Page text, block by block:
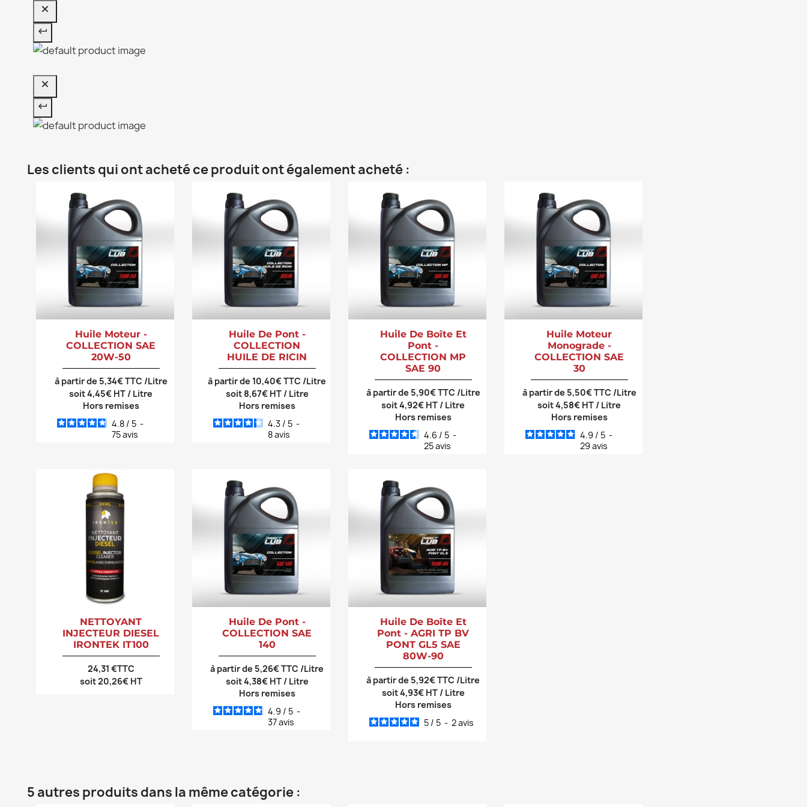
Les clients qui ont acheté ce produit ont également acheté :
Huile Moteur -
COLLECTION SAE
20W-50
à partir de 5,34€ TTC /Litre
soit 4,45€ HT / Litre
Hors remises
4.8 / 5 -
75avis
Huile De Pont -
COLLECTION
HUILE DE RICIN
à partir de 10,40€ TTC /Litre
soit 8,67€ HT / Litre
Hors remises
4.3 / 5 -
8avis
Huile De Boîte Et
Pont -
COLLECTION MP
SAE 90
à partir de 5,90€ TTC /Litre
soit 4,92€ HT / Litre
Hors remises
4.6 / 5 -
25avis
Huile Moteur
Monograde -
COLLECTION SAE
30
à partir de 5,50€ TTC /Litre
soit 4,58€ HT / Litre
Hors remises
4.9 / 5 -
29 avis
NETTOYANT
INJECTEUR DIESEL
IRONTEK IT100
24,31 €TTC
soit 20,26€ HT
Huile De Pont -
COLLECTION SAE
140
à partir de 5,26€ TTC /Litre
soit 4,38€ HT / Litre
Hors remises
4.9 / 5 -
37avis
Huile De Boîte Et
Pont - AGRI TP BV
PONT GL5 SAE
80W-90
à partir de 5,92€ TTC /Litre
soit 4,93€ HT / Litre
Hors remises
5 / 5 - 2avis
5 autres produits dans la même catégorie :